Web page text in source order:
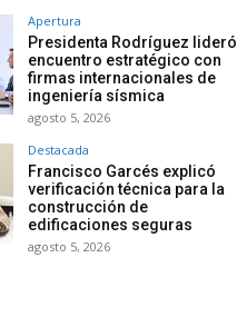
Apertura
Presidenta Rodríguez lideró
encuentro estratégico con
firmas internacionales de
ingeniería sísmica
agosto 5, 2026
Destacada
Francisco Garcés explicó
verificación técnica para la
construcción de
edificaciones seguras
agosto 5, 2026